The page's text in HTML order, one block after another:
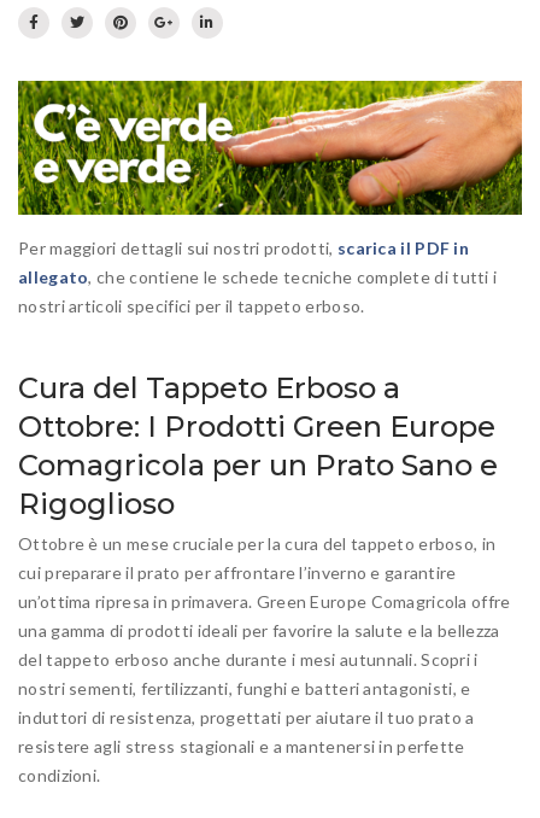
Prato fiorito
Ornamentali
Speciali
Ripopolazione insetti
RICHIEDI INFORMAZIONI
Per maggiori dettagli sui nostri prodotti, scarica il PDF in
allegato, che contiene le schede tecniche complete di tutti i
nostri articoli specifici per il tappeto erboso.
Cura del Tappeto Erboso a
Ottobre: I Prodotti Green Europe
Comagricola per un Prato Sano e
Rigoglioso
Ottobre è un mese cruciale per la cura del tappeto erboso, in
cui preparare il prato per affrontare l’inverno e garantire
un’ottima ripresa in primavera. Green Europe Comagricola offre
una gamma di prodotti ideali per favorire la salute e la bellezza
del tappeto erboso anche durante i mesi autunnali. Scopri i
nostri sementi, fertilizzanti, funghi e batteri antagonisti, e
induttori di resistenza, progettati per aiutare il tuo prato a
resistere agli stress stagionali e a mantenersi in perfette
condizioni.